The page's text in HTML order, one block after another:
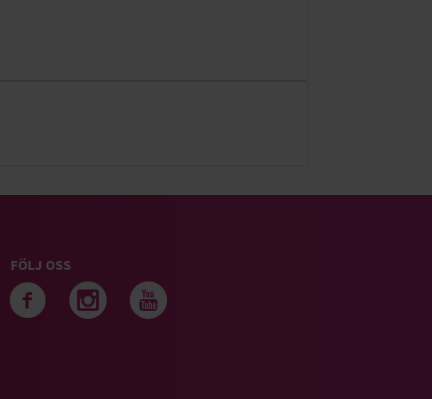
FÖLJ OSS
Följ oss på facebook
Följ oss på instagram
Följ oss på youtube